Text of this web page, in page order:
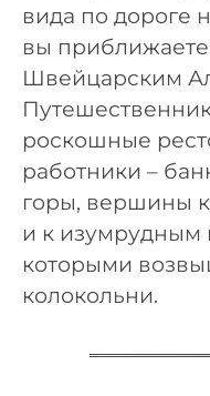
вида по дороге
вы
Швейцарским
роскошные
работники –
горы, вершины
и к изумрудным
которыми
колокольни.